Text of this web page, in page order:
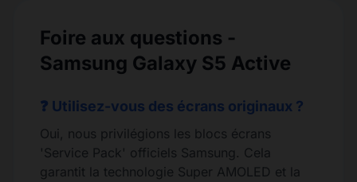
Foire aux questions -
Samsung Galaxy S5 Active
❓ Utilisez-vous des écrans originaux ?
Oui, nous privilégions les blocs écrans
'Service Pack' officiels Samsung. Cela
garantit la technologie Super AMOLED et la